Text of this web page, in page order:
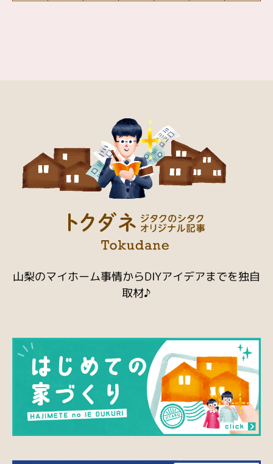
山梨のマイホーム事情からDIYアイデアまでを独自
取材♪